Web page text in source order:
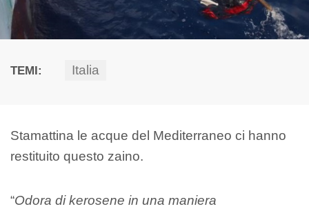
TEMI: Italia
Stamattina le acque del Mediterraneo ci hanno
restituito questo zaino.
“Odora di kerosene in una maniera